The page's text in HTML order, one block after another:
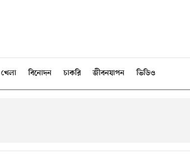
খেলা বিনোদন চাকরি জীবনযাপন ভিডিও